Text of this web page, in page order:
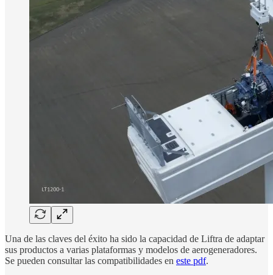
Una de las claves del éxito ha sido la capacidad de Liftra de adaptar
sus productos a varias plataformas y modelos de aerogeneradores.
Se pueden consultar las compatibilidades en este pdf.